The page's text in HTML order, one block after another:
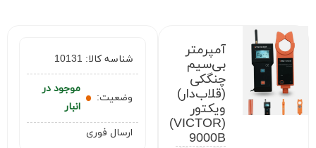
آمپرمتر
بی‌سیم
چنگکی
(قلاب‌دار)
ویکتور
(VICTOR)
9000B
شناسه کالا: 10131
وضعیت:
موجود در
انبار
ارسال فوری